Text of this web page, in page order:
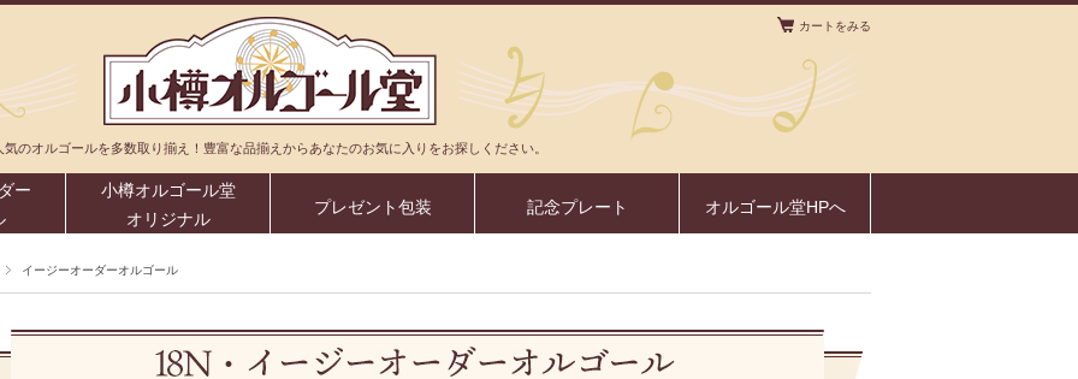
気のオルゴールを多数取り揃え！豊富な品揃えからあなたのお気に入りをお探しください。
カートをみる
ー
小樽オルゴール堂
オリジナル
プレゼント包装 記念プレート オルゴール堂HPへ
イージーオーダーオルゴール